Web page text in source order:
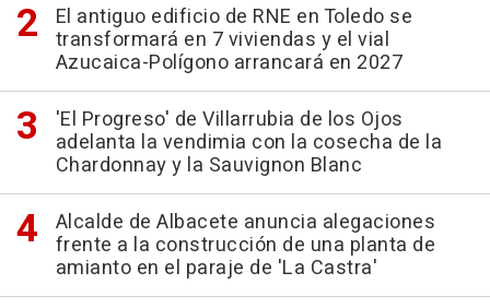
El antiguo edificio de RNE en Toledo se
transformará en 7 viviendas y el vial
Azucaica-Polígono arrancará en 2027
'El Progreso' de Villarrubia de los Ojos
adelanta la vendimia con la cosecha de la
Chardonnay y la Sauvignon Blanc
Alcalde de Albacete anuncia alegaciones
frente a la construcción de una planta de
amianto en el paraje de 'La Castra'